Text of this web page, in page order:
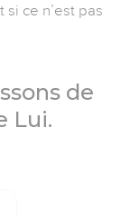
ce n’est pas
de
Lui.